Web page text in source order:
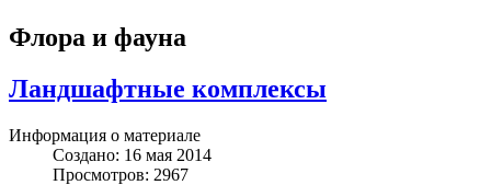
Флора и фауна
Ландшафтные комплексы
Информация о материале
Создано: 16 мая 2014
Просмотров: 2967